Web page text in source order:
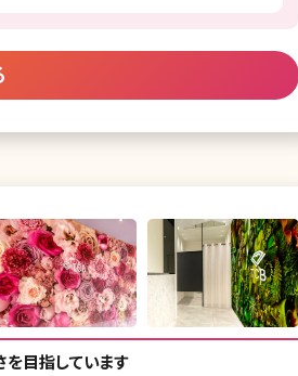
目指しています